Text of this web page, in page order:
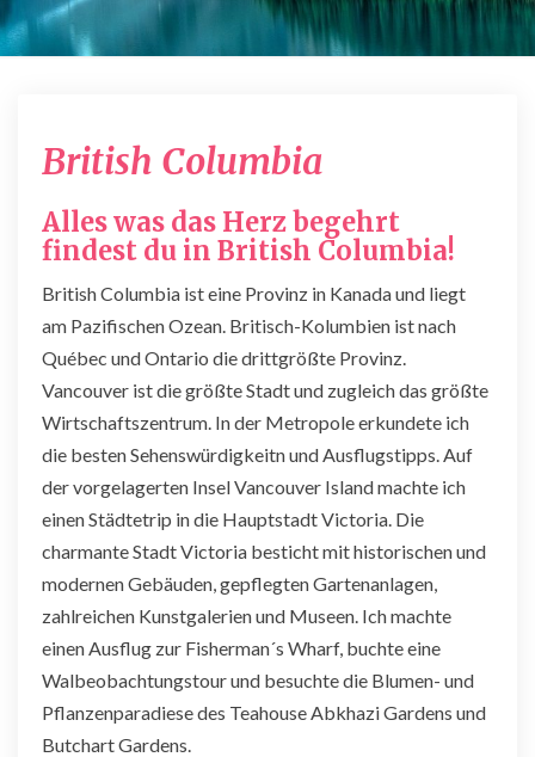
Columbia
British Columbia
Alles was das Herz begehrt
findest du in British Columbia!
British Columbia ist eine Provinz in Kanada und liegt
am Pazifischen Ozean. Britisch-Kolumbien ist nach
Québec und Ontario die drittgrößte Provinz.
Vancouver ist die größte Stadt und zugleich das größte
Wirtschaftszentrum. In der Metropole erkundete ich
die besten Sehenswürdigkeitn und Ausflugstipps. Auf
der vorgelagerten Insel Vancouver Island machte ich
einen Städtetrip in die Hauptstadt Victoria. Die
charmante Stadt Victoria besticht mit historischen und
modernen Gebäuden, gepflegten Gartenanlagen,
zahlreichen Kunstgalerien und Museen. Ich machte
einen Ausflug zur Fisherman´s Wharf, buchte eine
Walbeobachtungstour und besuchte die Blumen- und
Pflanzenparadiese des Teahouse Abkhazi Gardens und
Butchart Gardens.